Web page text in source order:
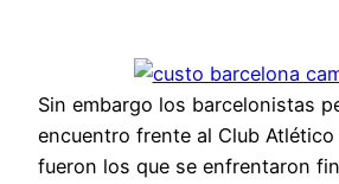
Sin embargo los barcelonistas
encuentro frente al Club
fueron los que se enfrentaron